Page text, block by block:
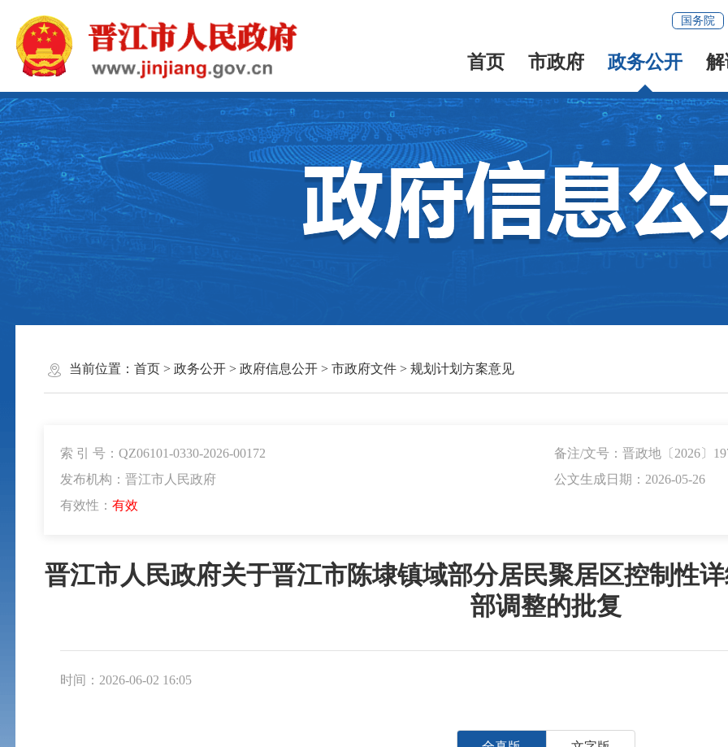
国务院
首页 市政府 政务公开
当前位置： 首页> 政务公开> 政府信息公开> 市政府文件> 规划计划方案意见
索 引 号：QZ06101-0330-2026-00172
备注/文号：晋政地〔2026〕
发布机构：晋江市人民政府
公文生成日期：2026-05-26
有效性： 有效
晋江市人民政府关于晋江市陈埭镇域部分居民聚居区控制性
部调整的批复
时间：2026-06-02 16:05